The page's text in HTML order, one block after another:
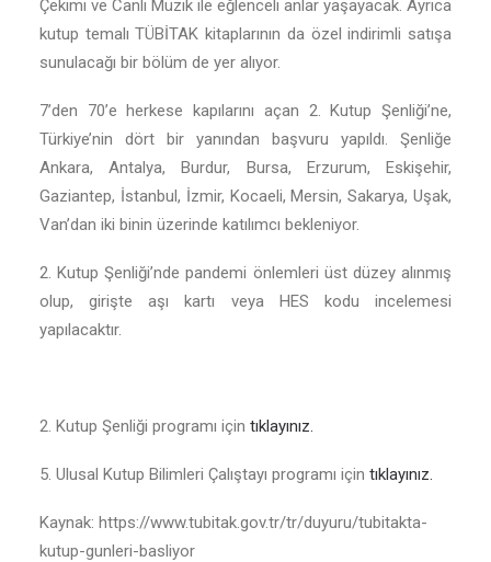
Çekimi ve Canlı Müzik ile eğlenceli anlar yaşayacak. Ayrıca
kutup temalı TÜBİTAK kitaplarının da özel indirimli satışa
sunulacağı bir bölüm de yer alıyor.
7’den 70’e herkese kapılarını açan 2. Kutup Şenliği’ne,
Türkiye’nin dört bir yanından başvuru yapıldı. Şenliğe
Ankara, Antalya, Burdur, Bursa, Erzurum, Eskişehir,
Gaziantep, İstanbul, İzmir, Kocaeli, Mersin, Sakarya, Uşak,
Van’dan iki binin üzerinde katılımcı bekleniyor.
2. Kutup Şenliği’nde pandemi önlemleri üst düzey alınmış
olup, girişte aşı kartı veya HES kodu incelemesi
yapılacaktır.
2. Kutup Şenliği programı için tıklayınız.
5. Ulusal Kutup Bilimleri Çalıştayı programı için tıklayınız.
Kaynak: https://www.tubitak.gov.tr/tr/duyuru/tubitakta-
kutup-gunleri-basliyor